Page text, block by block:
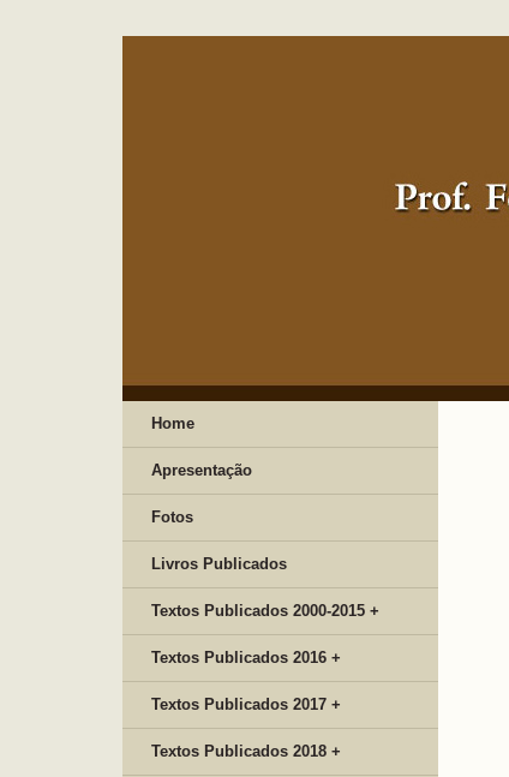
Home
Apresentação
Fotos
Livros Publicados
Textos Publicados 2000-2015 +
Textos Publicados 2016 +
Textos Publicados 2017 +
Textos Publicados 2018 +